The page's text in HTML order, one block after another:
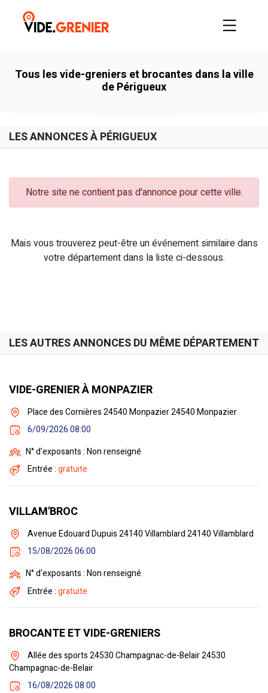
Tous les vide-greniers et brocantes dans la ville
de Périgueux
LES ANNONCES À PÉRIGUEUX
Notre site ne contient pas d'annonce pour cette ville.
Mais vous trouverez peut-être un événement similaire dans
votre département dans la liste ci-dessous.
LES AUTRES ANNONCES DU MÊME DÉPARTEMENT
VIDE-GRENIER À MONPAZIER
Place des Cornières 24540 Monpazier 24540 Monpazier
6/09/2026 08:00
N° d'exposants : Non renseigné
Entrée :gratuite
VILLAM'BROC
Avenue Edouard Dupuis 24140 Villamblard 24140 Villamblard
15/08/2026 06:00
N° d'exposants : Non renseigné
Entrée :gratuite
BROCANTE ET VIDE-GRENIERS
Allée des sports 24530 Champagnac-de-Belair 24530
Champagnac-de-Belair
16/08/2026 08:00